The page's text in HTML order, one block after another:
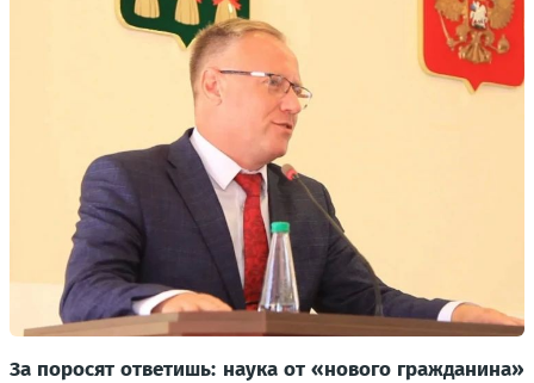
За поросят ответишь: наука от «нового гражданина»